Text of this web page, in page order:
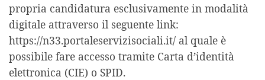
propria candidatura esclusivamente in modalità
digitale attraverso il seguente link:
https://n33.portaleservizisociali.it/ al quale è
possibile fare accesso tramite Carta d’identità
elettronica (CIE) o SPID.